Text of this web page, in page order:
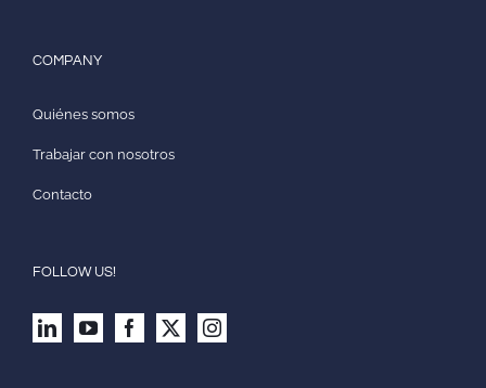
COMPANY
Quiénes somos
Trabajar con nosotros
Contacto
FOLLOW US!